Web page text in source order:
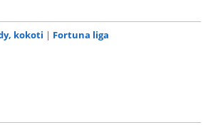
kokoti Fortuna liga